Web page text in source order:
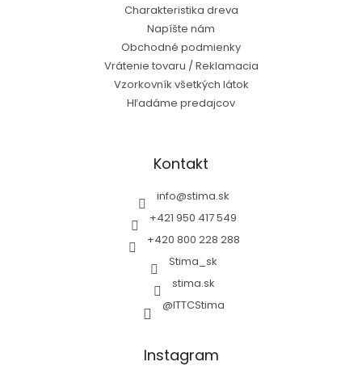
Charakteristika dreva
Napíšte nám
Obchodné podmienky
Vrátenie tovaru / Reklamacia
Vzorkovník všetkých látok
Hľadáme predajcov
Kontakt
info@stima.sk
+421 950 417 549
+420 800 228 288
Stima_sk
stima.sk
@ITTCStima
Instagram